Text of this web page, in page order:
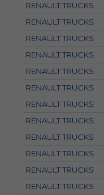
RENAULT TRUCKS
RENAULT TRUCKS
RENAULT TRUCKS
RENAULT TRUCKS
RENAULT TRUCKS
RENAULT TRUCKS
RENAULT TRUCKS
RENAULT TRUCKS
RENAULT TRUCKS
RENAULT TRUCKS
RENAULT TRUCKS
RENAULT TRUCKS